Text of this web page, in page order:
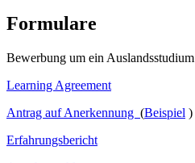
Formulare
Bewerbung um ein Auslandsstudium
Learning Agreement
Antrag auf Anerkennung (Beispiel )
Erfahrungsbericht